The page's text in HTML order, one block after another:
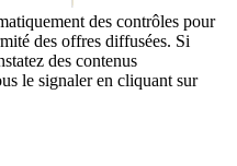
des contrôles pour
des offres diffusées. Si
des contenus
le signaler en cliquant sur